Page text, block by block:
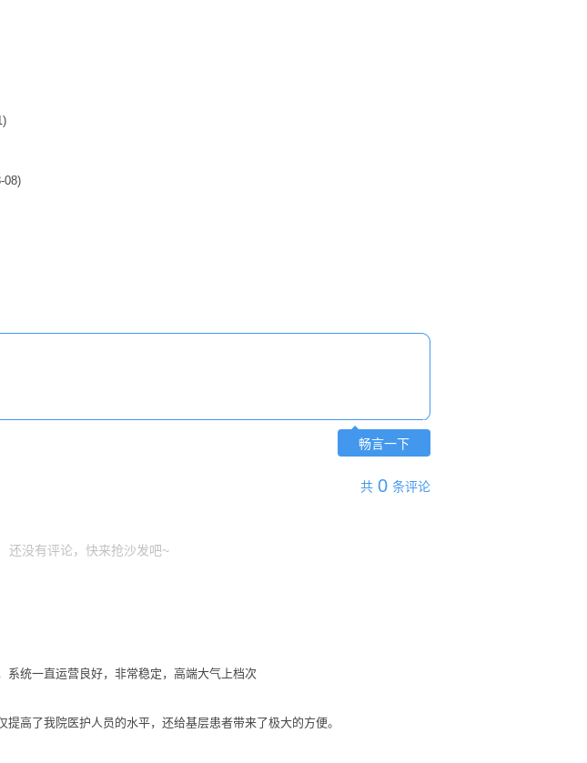
08)
畅言一下
共 0 条评论
还没有评论，快来抢沙发吧~
统一直运营良好，非常稳定，高端大气上档次
高了我院医护人员的水平，还给基层患者带来了极大的方便。